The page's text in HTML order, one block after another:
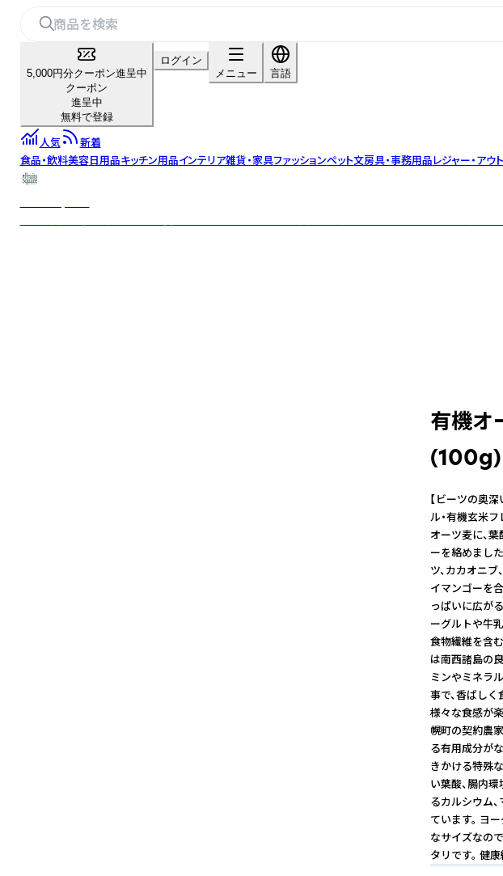
5,000円分クーポン進呈中
クーポン
進呈中
無料で登録
ログイン
メニュー
言語
人気
新着
食品・飲料美容日用品キッチン用品インテリア雑貨・家具ファッションペット文房具・事務用品レジャー・アウ
有機オ
(100g)
【ビーツの奥
ル・有機玄米
オーツ麦に、
ーを絡めまし
ツ、カカオニ
イマンゴーを
っぱいに広が
ーグルトや牛
食物繊維を含
は南西諸島の
ミンやミネラ
事で、香ばし
様々な食感が
幌町の契約農
る有用成分が
きかける特殊
い葉酸、腸内
るカルシウム
ています。 ヨ
なサイズなの
タリです。 健